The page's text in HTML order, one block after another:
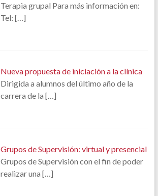
Terapia grupal Para más información en:
Tel: […]
Nueva propuesta de iniciación a la clínica
Dirigida a alumnos del último año de la
carrera de la […]
Grupos de Supervisión: virtual y presencial
Grupos de Supervisión con el fin de poder
realizar una […]